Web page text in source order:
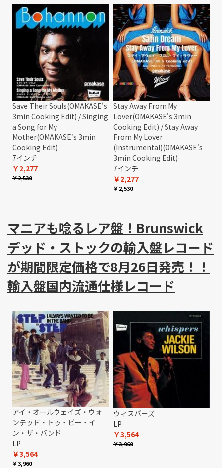
Save Their Souls(OMAKASE's
3min Cooking Edit) / Singing
a Song for My
Mother(OMAKASE's 3min
Cooking Edit)
7インチ
￥2,277
￥2,530
Stay Away From My
Lover(OMAKASE's 3min
Cooking Edit) / Stay Away
From My Lover
(Instrumental)(OMAKASE's
3min Cooking Edit)
7インチ
￥2,277
￥2,530
マニアも唸るレア盤！Brunswick
デッド・ストックの輸入盤レコード
が期間限定価格で8月26日発売！！
輸入盤国内流通仕様レコード
アイ・オールウェイズ・ウォ
ンテッド・トゥ・ビー・イ
ン・ザ・バンド
LP
￥3,564
￥3,960
ウィスパーズ
LP
￥3,564
￥3,960